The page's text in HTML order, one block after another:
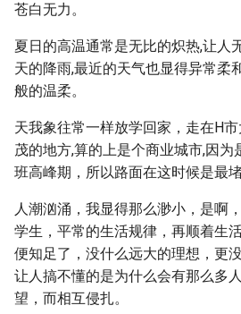
苍白无力。
夏日的高温通常是无比的炽热,让人
天的降雨,最近的天气也显得异常柔
般的温柔。
天我象往常一样放学回家，走在H
茂的地方,算的上是个商业城市,因
班高峰期，所以路面在这时候是最堵
人潮汹涌，我显得那么渺小，是啊
学生，平常的生活规律，再顺着生
便知足了，没什么远大的理想，更
让人搞不懂的是为什么会有那么多
望，而相互侵扎。